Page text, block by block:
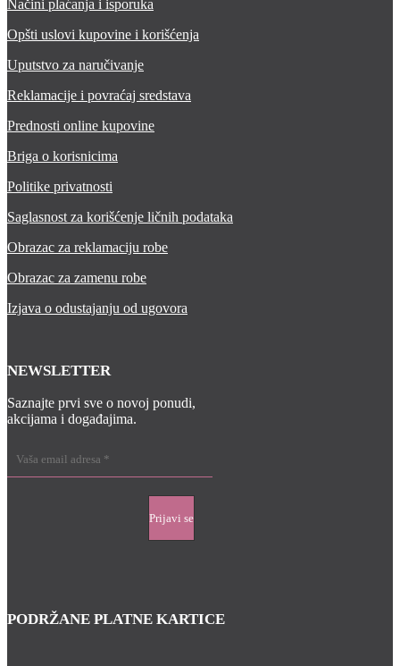
Načini plaćanja i isporuka
Opšti uslovi kupovine i korišćenja
Uputstvo za naručivanje
Reklamacije i povraćaj sredstava
Prednosti online kupovine
Briga o korisnicima
Politike privatnosti
Saglasnost za korišćenje ličnih podataka
Obrazac za reklamaciju robe
Obrazac za zamenu robe
Izjava o odustajanju od ugovora
NEWSLETTER
Saznajte prvi sve o novoj ponudi,
akcijama i događajima.
PODRŽANE PLATNE KARTICE